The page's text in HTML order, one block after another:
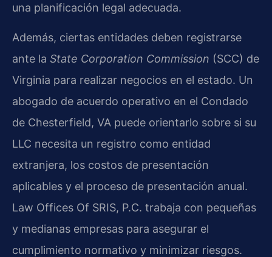
una planificación legal adecuada.
Además, ciertas entidades deben registrarse
ante la State Corporation Commission (SCC) de
Virginia para realizar negocios en el estado. Un
abogado de acuerdo operativo en el Condado
de Chesterfield, VA puede orientarlo sobre si su
LLC necesita un registro como entidad
extranjera, los costos de presentación
aplicables y el proceso de presentación anual.
Law Offices Of SRIS, P.C. trabaja con pequeñas
y medianas empresas para asegurar el
cumplimiento normativo y minimizar riesgos.